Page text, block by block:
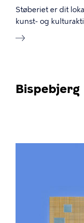
Støberiet er dit
kunst- og
Bispebjerg